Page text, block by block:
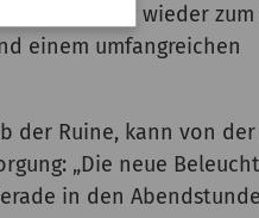
Württemberg wieder
einem umfangreichen
der Ruine, kann von der
„Die neue
in den